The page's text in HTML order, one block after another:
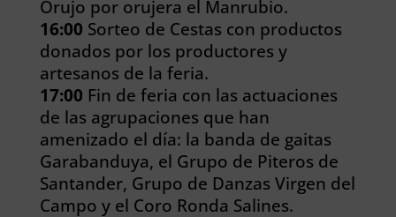
Orujo por orujera el Manrubio.
16:00 Sorteo de Cestas con productos
donados por los productores y
artesanos de la feria.
17:00 Fin de feria con las actuaciones
de las agrupaciones que han
amenizado el día: la banda de gaitas
Garabanduya, el Grupo de Piteros de
Santander, Grupo de Danzas Virgen del
Campo y el Coro Ronda Salines.